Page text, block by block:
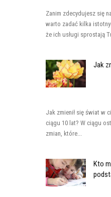
Zanim zdecydujesz się
warto zadać kilka
że ich usługi sprostają
Jak
Jak zmienił się świat w
ciągu 10 lat? W ciągu
zmian, które...
Kto